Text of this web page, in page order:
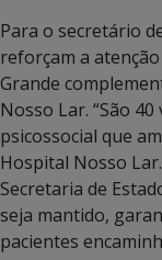
Para o secretário
reforçam a
Grande
Nosso Lar. “São
psicossocial que
Hospital Nosso
Secretaria de
seja mantido,
pacientes